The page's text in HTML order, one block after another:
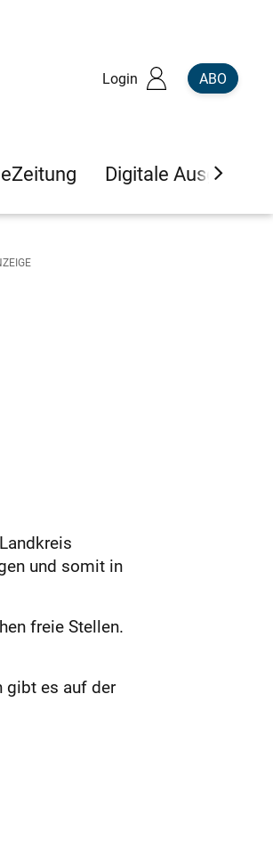
Login ABO
eZeitung Digitale Ausgaben
und somit in
freie Stellen.
gibt es auf der